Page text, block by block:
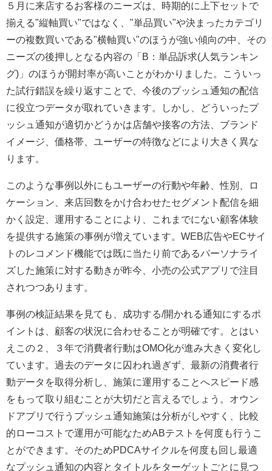
５月に来店するお客様のニーズは、時期的に上下セットで
揃える"縦軸買い"ではなく、"単品買い"や決まったカテゴリ
ーの複数買いである"横軸買い"のほうが強い傾向の中、その
ニーズの後押しとなる内容の「B：単品訴求(人気ランキン
グ)」のほうが開封率が高いことがわかりました。こういっ
た試行錯誤を繰り返すことで、今後のプッシュ通知の配信
に役立つデータが取れていきます。しかし、どういったプ
ッシュ通知が適切かどうかは店舗や接客の方法、ブランド
イメージ、価格帯、ユーザーの特徴などにより大きく異な
ります。
このような事例以外にもユーザーの行動や年齢、性別、ロ
ケーション、来店回数をかけ合わせたセグメント配信を細
かく設定、運用することにより、これまでにない顧客体験
を提供する施策の事例が増えています。WEB広告やECサイ
トのレコメンド機能では既に当たり前であるパーソナライ
ズした施策に対する動きが昨今、小売の公式アプリで注目
されつつあります。
事例の検証結果を見ても、成功する/開かれる通知にするポ
イントは、顧客の状況に合わせることが明確です。とはい
えこの２、３年で消費者行動はOMO化が進み大きく変化し
ています。過去のデータに囚われ過ぎず、最新の消費者行
動データを取得分析し、施策に運用することへスピード感
をもって取り組むことが大切だと言えるでしょう。オウン
ドアプリで行うプッシュ通知施策は分析がしやすく、比較
的ローコストで運用が可能なためABテストを何度も行うこ
とができます。そのためPDCAサイクルを何度も回し最適
なプッシュ通知の内容とタイトルをターゲットごとに見つ